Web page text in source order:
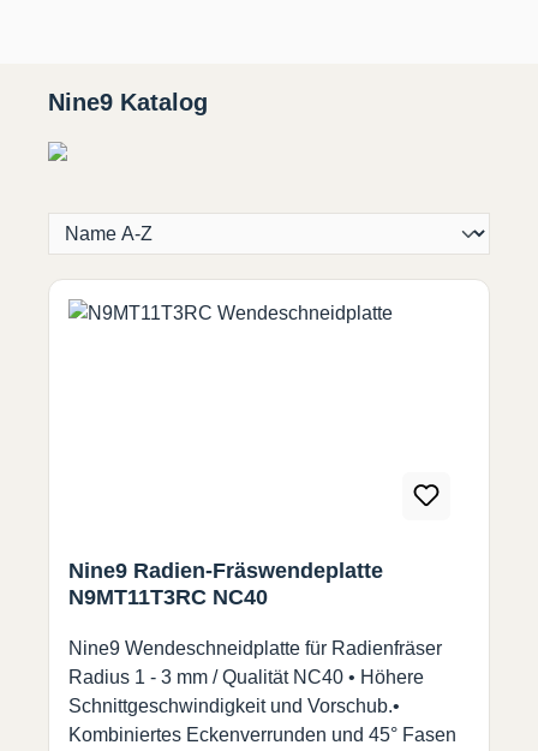
Nine9 Katalog
Nine9 Radien-Fräswendeplatte
N9MT11T3RC NC40
Nine9 Wendeschneidplatte für Radienfräser
Radius 1 - 3 mm / Qualität NC40 • Höhere
Schnittgeschwindigkeit und Vorschub.•
Kombiniertes Eckenverrunden und 45° Fasen